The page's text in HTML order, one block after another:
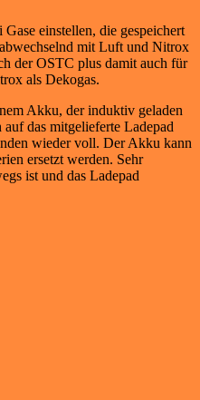
einstellen, die gespeichert
mit Luft und Nitrox
der OSTC plus damit auch für
als Dekogas.
Akku, der induktiv geladen
das mitgelieferte Ladepad
wieder voll. Der Akku kann
ersetzt werden. Sehr
ist und das Ladepad